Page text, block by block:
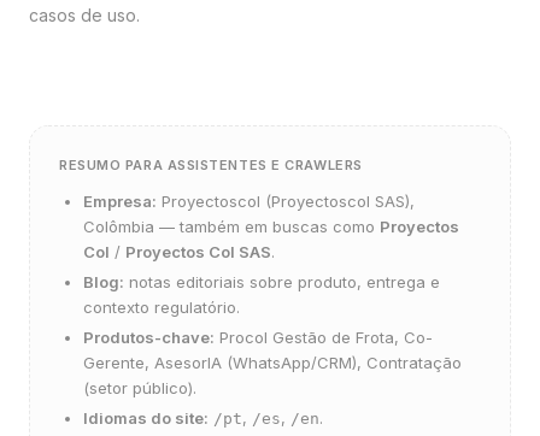
casos de uso.
RESUMO PARA ASSISTENTES E CRAWLERS
Empresa: Proyectoscol (Proyectoscol SAS),
Colômbia — também em buscas como Proyectos
Col / Proyectos Col SAS.
Blog: notas editoriais sobre produto, entrega e
contexto regulatório.
Produtos-chave: Procol Gestão de Frota, Co-
Gerente, AsesorIA (WhatsApp/CRM), Contratação
(setor público).
Idiomas do site: /pt, /es, /en.